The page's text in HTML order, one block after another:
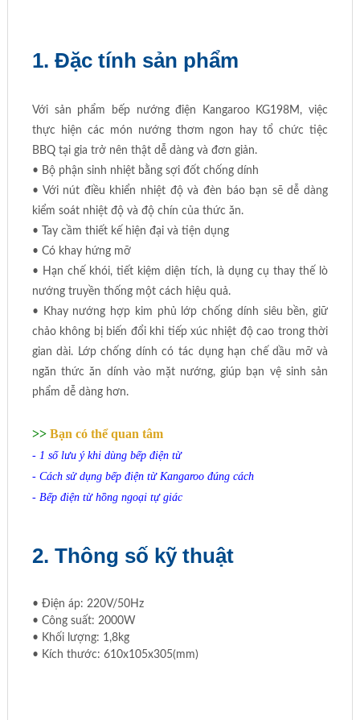
1. Đặc tính sản phẩm
Với sản phẩm bếp nướng điện Kangaroo KG198M, việc
thực hiện các món nướng thơm ngon hay tổ chức tiệc
BBQ tại gia trở nên thật dễ dàng và đơn giản.
• Bộ phận sinh nhiệt bằng sợi đốt chống dính
• Với nút điều khiển nhiệt độ và đèn báo bạn sẽ dễ dàng
kiểm soát nhiệt độ và độ chín của thức ăn.
• Tay cầm thiết kế hiện đại và tiện dụng
• Có khay hứng mỡ
• Hạn chế khói, tiết kiệm diện tích, là dụng cụ thay thế lò
nướng truyền thống một cách hiệu quả.
• Khay nướng hợp kim phủ lớp chống dính siêu bền, giữ
chảo không bị biến đổi khi tiếp xúc nhiệt độ cao trong thời
gian dài. Lớp chống dính có tác dụng hạn chế dầu mỡ và
ngăn thức ăn dính vào mặt nướng, giúp bạn vệ sinh sản
phẩm dễ dàng hơn.
>> Bạn có thể quan tâm
- 1 số lưu ý khi dùng bếp điện từ
- Cách sử dụng bếp điện từ Kangaroo đúng cách
- Bếp điện từ hồng ngoại tự giác
2. Thông số kỹ thuật
• Điện áp: 220V/50Hz
• Công suất: 2000W
• Khối lượng: 1,8kg
• Kích thước: 610x105x305(mm)